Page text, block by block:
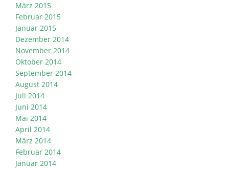
März 2015
Februar 2015
Januar 2015
Dezember 2014
November 2014
Oktober 2014
September 2014
August 2014
Juli 2014
Juni 2014
Mai 2014
April 2014
März 2014
Februar 2014
Januar 2014